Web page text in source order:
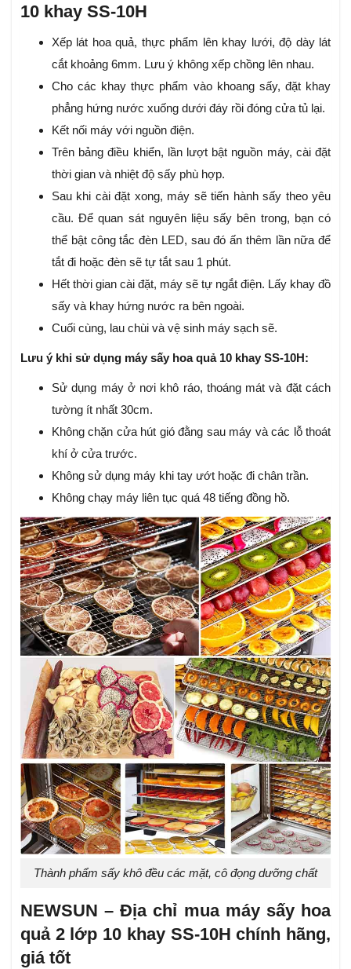
10 khay SS-10H
Xếp lát hoa quả, thực phẩm lên khay lưới, độ dày lát
cắt khoảng 6mm. Lưu ý không xếp chồng lên nhau.
Cho các khay thực phẩm vào khoang sấy, đặt khay
phẳng hứng nước xuống dưới đáy rồi đóng cửa tủ lại.
Kết nối máy với nguồn điện.
Trên bảng điều khiển, lần lượt bật nguồn máy, cài đặt
thời gian và nhiệt độ sấy phù hợp.
Sau khi cài đặt xong, máy sẽ tiến hành sấy theo yêu
cầu. Để quan sát nguyên liệu sấy bên trong, bạn có
thể bật công tắc đèn LED, sau đó ấn thêm lần nữa để
tắt đi hoặc đèn sẽ tự tắt sau 1 phút.
Hết thời gian cài đặt, máy sẽ tự ngắt điện. Lấy khay đồ
sấy và khay hứng nước ra bên ngoài.
Cuối cùng, lau chùi và vệ sinh máy sạch sẽ.
Lưu ý khi sử dụng máy sấy hoa quả 10 khay SS-10H:
Sử dụng máy ở nơi khô ráo, thoáng mát và đặt cách
tường ít nhất 30cm.
Không chặn cửa hút gió đằng sau máy và các lỗ thoát
khí ở cửa trước.
Không sử dụng máy khi tay ướt hoặc đi chân trần.
Không chạy máy liên tục quá 48 tiếng đồng hồ.
Thành phẩm sấy khô đều các mặt, cô đọng dưỡng chất
NEWSUN – Địa chỉ mua máy sấy hoa
quả 2 lớp 10 khay SS-10H chính hãng,
giá tốt